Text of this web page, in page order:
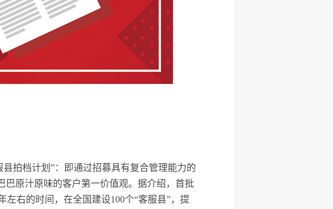
拍档计划”：即通过招募具有复合管理能力的
巴原汁原味的客户第一价值观。据介绍，首批
左右的时间，在全国建设100个“客服县”，提